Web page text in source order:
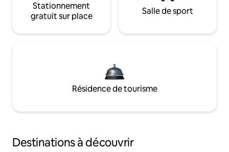
Stationnement
gratuit sur place
Salle de sport
Résidence de tourisme
Destinations à découvrir